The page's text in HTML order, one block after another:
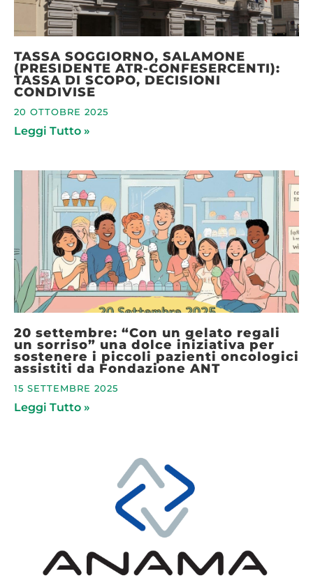
TASSA SOGGIORNO, SALAMONE
(PRESIDENTE ATR-CONFESERCENTI):
TASSA DI SCOPO, DECISIONI
CONDIVISE
20 OTTOBRE 2025
Leggi Tutto »
20 settembre: “Con un gelato regali
un sorriso” una dolce iniziativa per
sostenere i piccoli pazienti oncologici
assistiti da Fondazione ANT
15 SETTEMBRE 2025
Leggi Tutto »